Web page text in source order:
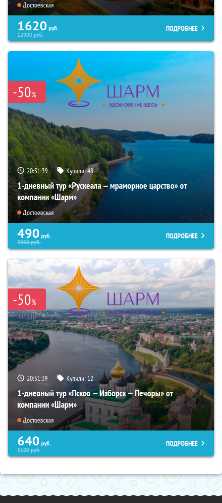
Достоевская
1620 руб.
12900руб.
ПОДРОБНЕЕ
-50%
20:51:38 Купили:48
1-дневный тур «Рускеала — мраморное царство» от
компании «Шарм»
Достоевская
490 руб.
3900руб.
ПОДРОБНЕЕ
-50%
20:51:38 Купили:12
1-дневный тур «Псков — Изборск — Печоры» от
компании «Шарм»
Достоевская
640 руб.
5100руб.
ПОДРОБНЕЕ